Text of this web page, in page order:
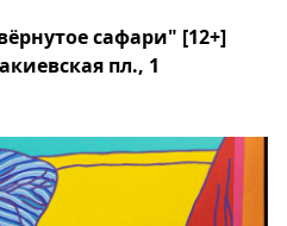
сафари" [12+]
пл., 1